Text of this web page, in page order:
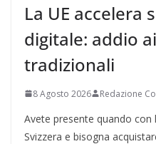
La UE accelera
digitale: addio
tradizionali
8 Agosto 2026 Redazione
Avete presente quando con
Svizzera e bisogna